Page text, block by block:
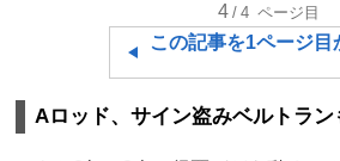
4 /4 ページ目
この記事を1ページ目
Aロッド、サイン盗みベルトラン